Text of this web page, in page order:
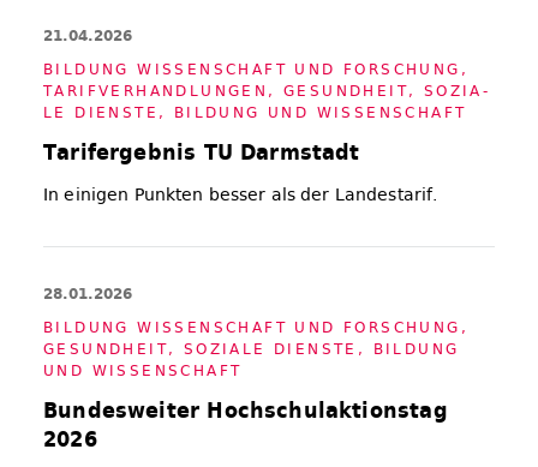
21.04.2026
BIL­DUNG WIS­SEN­SCHAFT UND FOR­SCHUNG ,
TA­RIF­VER­HAND­LUN­GEN ,GE­SUND­HEIT, SO­ZIA­
LE DIENS­TE, BIL­DUNG UND WIS­SEN­SCHAFT
Tarifergebnis TU Darmstadt
In einigen Punkten besser als der Landestarif.
28.01.2026
BIL­DUNG WIS­SEN­SCHAFT UND FOR­SCHUNG ,
GE­SUND­HEIT, SO­ZIA­LE DIENS­TE, BIL­DUNG
UND WIS­SEN­SCHAFT
Bundesweiter Hochschulaktionstag
2026